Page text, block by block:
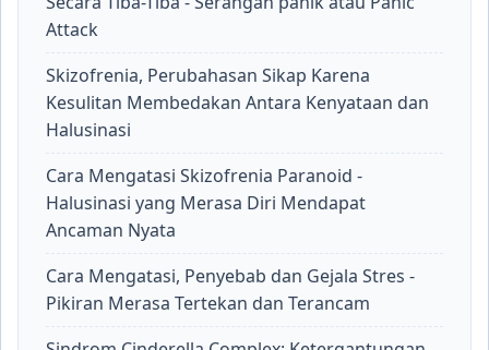
Attack
Skizofrenia, Perubahasan Sikap Karena
Kesulitan Membedakan Antara Kenyataan dan
Halusinasi
Cara Mengatasi Skizofrenia Paranoid -
Halusinasi yang Merasa Diri Mendapat
Ancaman Nyata
Cara Mengatasi, Penyebab dan Gejala Stres -
Pikiran Merasa Tertekan dan Terancam